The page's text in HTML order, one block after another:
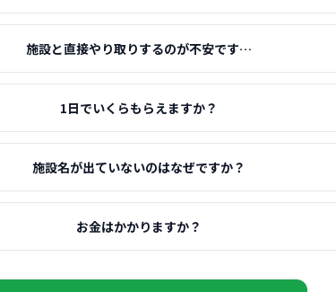
施設と直接やり取りするのが不安です…
1日でいくらもらえますか？
施設名が出ていないのはなぜですか？
お金はかかりますか？